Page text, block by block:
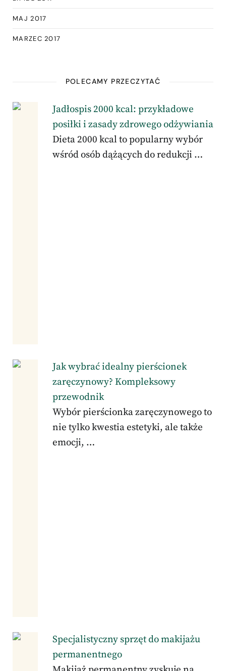
MAJ 2017
MARZEC 2017
POLECAMY PRZECZYTAĆ
Jadłospis 2000 kcal: przykładowe
posiłki i zasady zdrowego odżywiania
Dieta 2000 kcal to popularny wybór
wśród osób dążących do redukcji …
Jak wybrać idealny pierścionek
zaręczynowy? Kompleksowy
przewodnik
Wybór pierścionka zaręczynowego to
nie tylko kwestia estetyki, ale także
emocji, …
Specjalistyczny sprzęt do makijażu
permanentnego